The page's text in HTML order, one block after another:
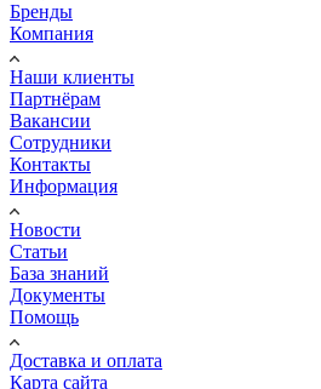
Бренды
Компания
Наши клиенты
Партнёрам
Вакансии
Сотрудники
Контакты
Информация
Новости
Статьи
База знаний
Документы
Помощь
Доставка и оплата
Карта сайта